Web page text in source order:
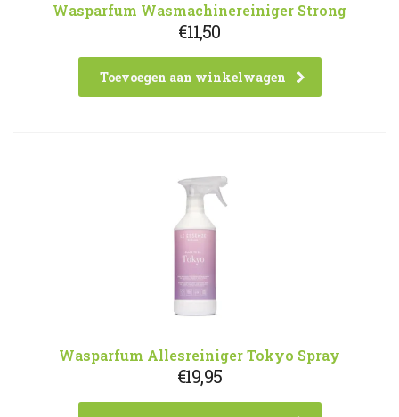
Wasparfum Wasmachinereiniger Strong
€11,50
Toevoegen aan winkelwagen
Wasparfum Allesreiniger Tokyo Spray
€19,95